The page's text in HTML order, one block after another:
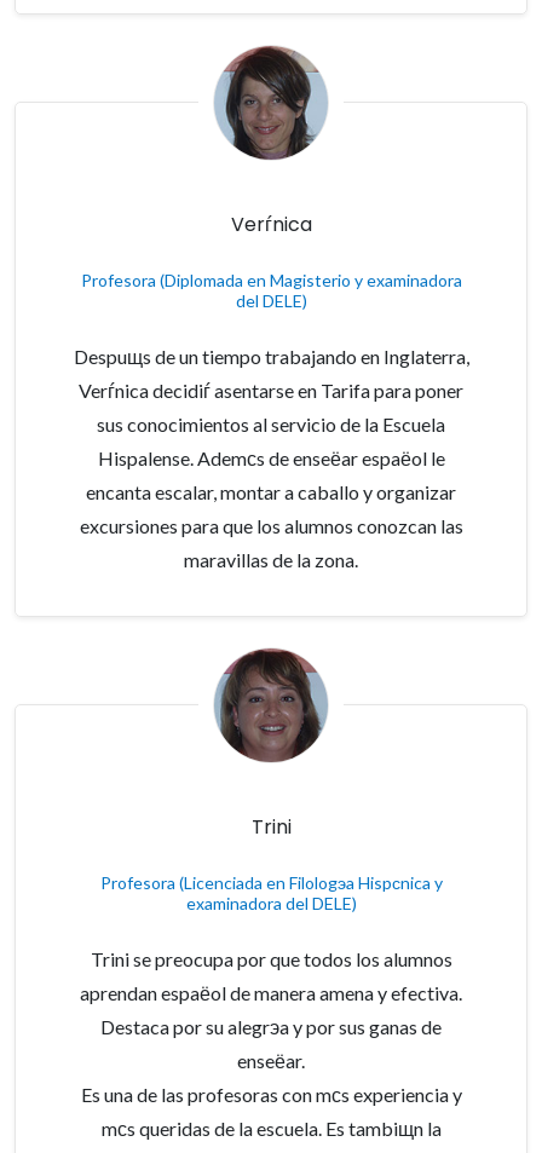
Verѓnica
Profesora (Diplomada en Magisterio y examinadora
del DELE)
Despuщs de un tiempo trabajando en Inglaterra,
Verѓnica decidiѓ asentarse en Tarifa para poner
sus conocimientos al servicio de la Escuela
Hispalense. Ademсs de enseёar espaёol le
encanta escalar, montar a caballo y organizar
excursiones para que los alumnos conozcan las
maravillas de la zona.
Trini
Profesora (Licenciada en Filologэa Hispсnica y
examinadora del DELE)
Trini se preocupa por que todos los alumnos
aprendan espaёol de manera amena y efectiva.
Destaca por su alegrэa y por sus ganas de
enseёar.
Es una de las profesoras con mсs experiencia y
mсs queridas de la escuela. Es tambiщn la